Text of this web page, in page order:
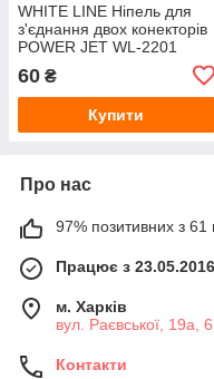
WHITE LINE Ніпель для
з'єднання двох конекторів
POWER JET WL-2201
60 ₴
Купити
Про нас
97% позитивних з 61
Працює з 23.05.2016
м. Харків
вул. Раєвської, 19а,
Контакти